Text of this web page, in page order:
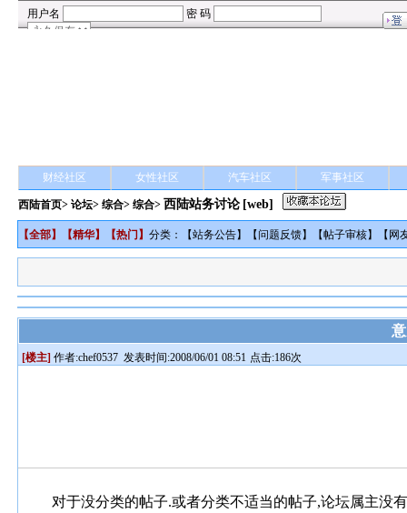
财经社区 女性社区 汽车社区 军事社区
西陆首页>论坛>综合> 综合> 西陆站务讨论 [web]
【全部】【精华】【热门 】分类：【站务公告】【问题反馈】【帖子审核】【 网
[楼主] 作者:chef0537 发表时间:2008/06/01 08:51 点击:186次
对于没分类的帖子.或者分类不适当的帖子,论坛属主没